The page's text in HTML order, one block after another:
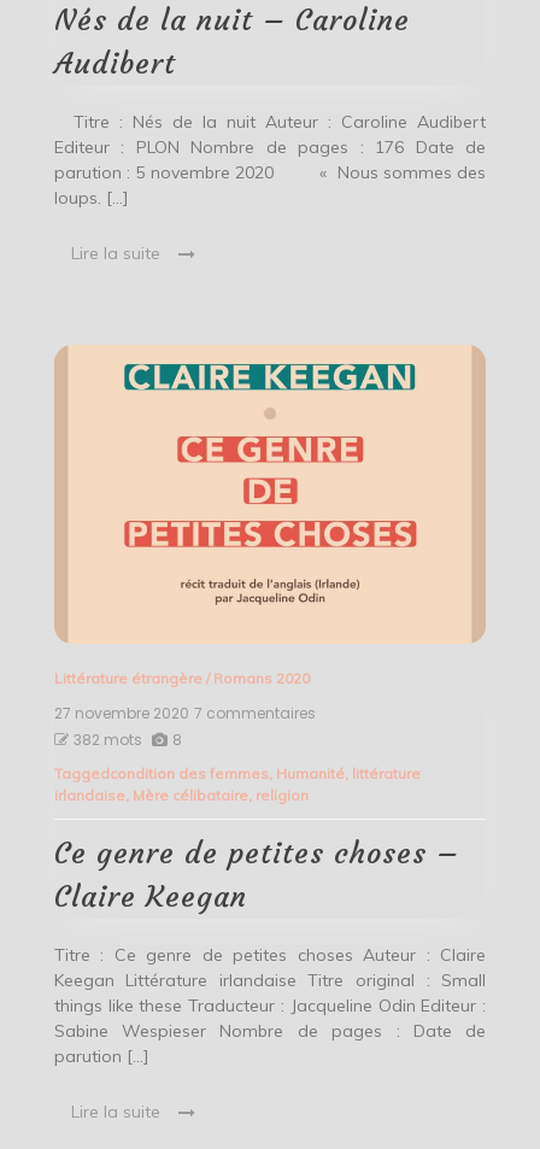
Caroline
Nés de la nuit – Caroline
Audibert
Titre : Nés de la nuit Auteur : Caroline Audibert
Editeur : PLON Nombre de pages : 176 Date de
parution : 5 novembre 2020 « Nous sommes des
loups. […]
Lire la suite
Littérature étrangère/ Romans 2020
27 novembre 2020 7 commentaires
de
Claire
382 mots 8
Taggedcondition des femmes, Humanité, littérature
irlandaise, Mère célibataire, religion
Ce genre de petites choses –
Claire Keegan
Titre : Ce genre de petites choses Auteur : Claire
Keegan Littérature irlandaise Titre original : Small
things like these Traducteur : Jacqueline Odin Editeur :
Sabine Wespieser Nombre de pages : Date de
parution […]
Lire la suite